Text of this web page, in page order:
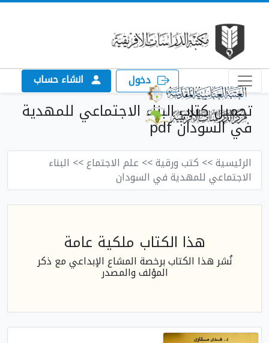
دخول انشاء حساب
تحميل كتاب البناء الاجتماعي للمهدية
في السودان pdf
الرئيسية>> كتب ورقية>> علم الاجتماع>> البناء
الاجتماعي للمهدية في السودان
هذا الكتاب ملكية عامة
نُشر هذا الكتاب برخصة المشاع الإبداعي مع ذكر
المؤلف والمصدر